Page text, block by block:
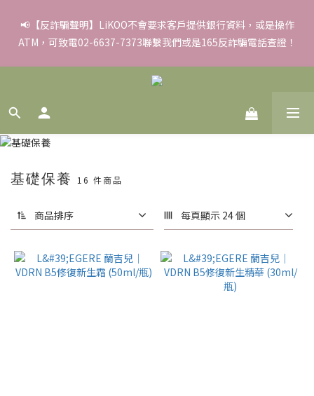
✨滿額好禮 ➊滿９９９贈▸彈力保濕面膜/盒 ➋滿１８８８贈▸蒸氣
熱敷眼罩/盒 ❸滿３３８８贈▸積雪草柔敏舒緩水凝霜EX/瓶
📢【反詐騙聲明】LiKOO不會要求客戶提供銀行資料，或是操作
ATM，可致電02-6637-7373聯繫我們或是165反詐騙電話查證！
✨滿額好禮 ➊滿９９９贈▸彈力保濕面膜/盒 ➋滿１８８８贈▸蒸氣
熱敷眼罩/盒 ❸滿３３８８贈▸積雪草柔敏舒緩水凝霜EX/瓶
基礎保養 16 件商品
商品排序 每頁顯示 24 個